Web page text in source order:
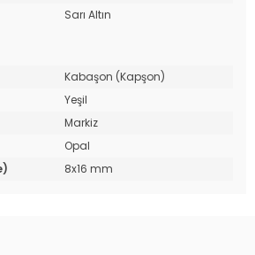
Sarı Altın
Kabaşon (Kapşon)
Yeşil
Markiz
Opal
8x16 mm